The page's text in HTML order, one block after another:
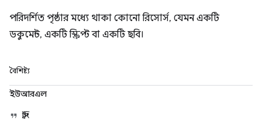
পরিদর্শিত পৃষ্ঠার মধ্যে থাকা কোনো রিসোর্স, যেমন একটি
ডকুমেন্ট, একটি স্ক্রিপ্ট বা একটি ছবি।
বৈশিষ্ট্য
ইউআরএল
স্ট্রিং